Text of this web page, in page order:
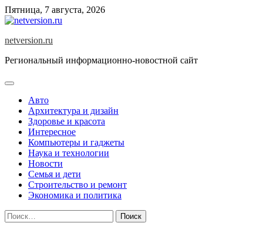
Skip
to
Пятница, 7 августа, 2026
netversion.ru
Региональный информационно-новостной сайт
Авто
Архитектура и дизайн
Здоровье и красота
Интересное
Компьютеры и гаджеты
Наука и технологии
Новости
Семья и дети
Строительство и ремонт
Экономика и политика
Найти: